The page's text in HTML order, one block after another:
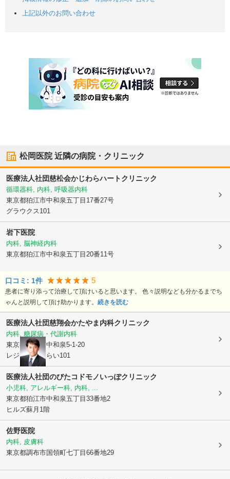
上記以外のお問い合わせ
松岡医院近隣の病院・クリニック
医療法人社団慈松会かじわらハートクリニック
循環器科, 内科, 呼吸器内科
東京都狛江市中和泉五丁目17番27号
グラウクス101
岩下医院
内科, 脳神経内科
東京都狛江市中和泉五丁目20番11号
口コミ: 1件 5
患者に寄り添って治療して頂けいると思います。 色々説明なども分かるまでち
ゃんと説明して頂け助かります。 続きを読む
医療法人社団慈翔会かたやま内科クリニック
内科, 糖尿病・代謝内科
東京都狛江市中和泉5-1-20
レジデンスあらい101
医療法人社団のびたコドモノいっぽクリニック
小児科, アレルギー科, 内科, ...
東京都狛江市中和泉五丁目33番地2
ヒルズ蘇月1階
佐野医院
内科, 皮膚科
東京都調布市国領町七丁目66番地29